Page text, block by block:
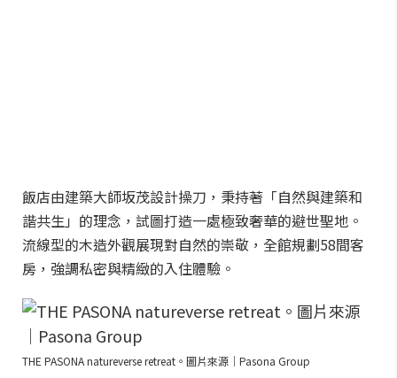
飯店由建築大師坂茂設計操刀，秉持著「自然與建築和
諧共生」的理念，試圖打造一處極致奢華的避世聖地。
流線型的木造外觀展現對自然的崇敬，全館規劃58間客
房，強調私密與精緻的入住體驗。
THE PASONA natureverse retreat。圖片來源｜Pasona Group